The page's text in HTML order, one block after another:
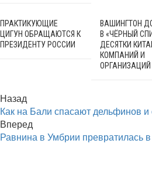
ПРАКТИКУЮЩИЕ
ЦИГУН ОБРАЩАЮТСЯ К
ПРЕЗИДЕНТУ РОССИИ
ВАШИНГТОН
В «ЧЁРНЫЙ
ДЕСЯТКИ
КОМПАНИЙ И
ОРГАНИЗАЦИЙ
Назад
Как на Бали спасают дельфинов
Вперед
Равнина в Умбрии превратилась